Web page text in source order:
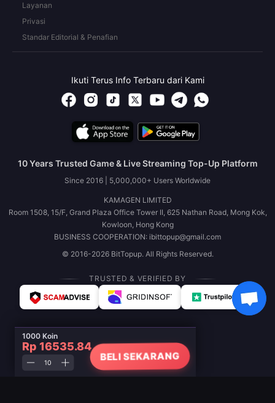
1000 Koin
Rp 16535.84
BELI SEKARANG
Layanan
Privasi
Standar Editorial & Penafian
Ikuti Terus Info Terbaru dari Kami
10 Years Trusted Game & Live Streaming Top-Up Platform
Since 2016 | 5,000,000+ Users Worldwide
KAMAGEN LIMITED
Room 1508, 15/F, Grand Plaza Office Tower II, 625 Nathan Road, Mong Kok,
Kowloon, Hong Kong
BUSINESS COOPERATION: ibittopup@gmail.com
© 2016-2026 BitTopup. All Rights Reserved.
TRUSTED & VERIFIED BY